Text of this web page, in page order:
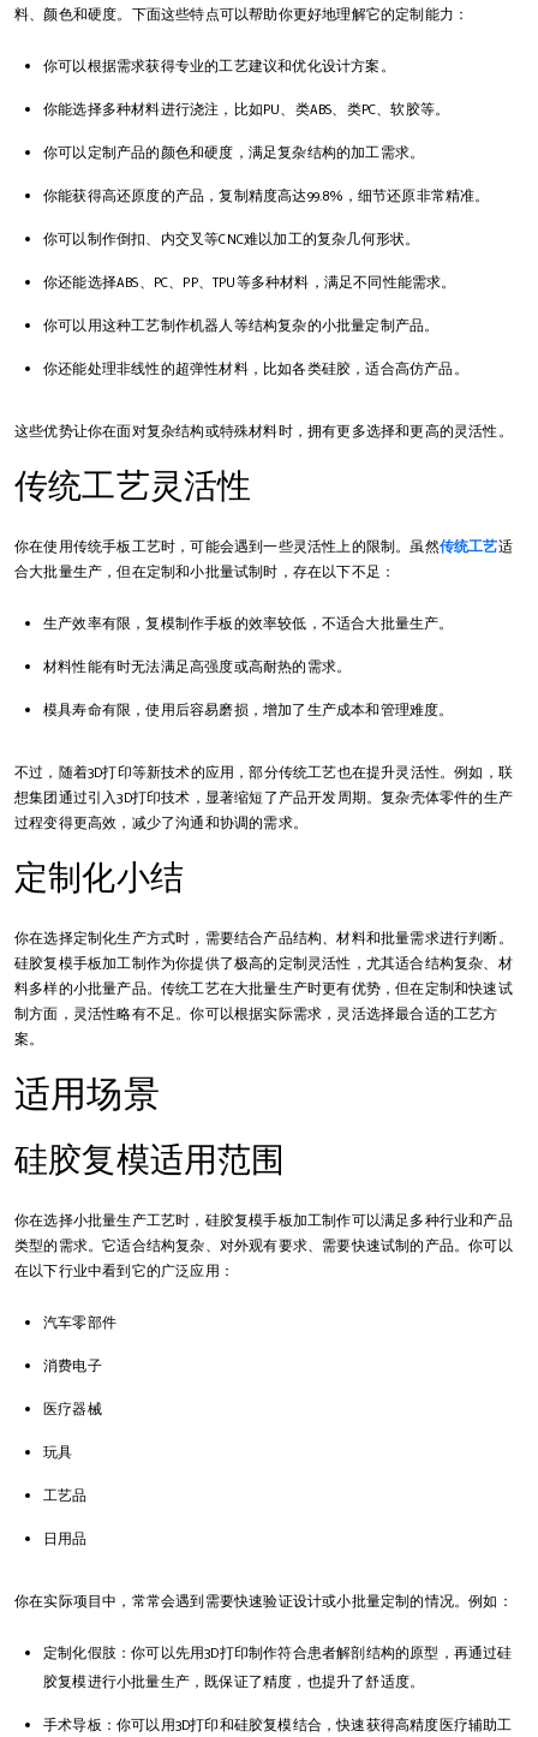
料、颜色和硬度。下面这些特点可以帮助你更好地理解它的定制能力：
你可以根据需求获得专业的工艺建议和优化设计方案。
你能选择多种材料进行浇注，比如PU、类ABS、类PC、软胶等。
你可以定制产品的颜色和硬度，满足复杂结构的加工需求。
你能获得高还原度的产品，复制精度高达99.8%，细节还原非常精准。
你可以制作倒扣、内交叉等CNC难以加工的复杂几何形状。
你还能选择ABS、PC、PP、TPU等多种材料，满足不同性能需求。
你可以用这种工艺制作机器人等结构复杂的小批量定制产品。
你还能处理非线性的超弹性材料，比如各类硅胶，适合高仿产品。
这些优势让你在面对复杂结构或特殊材料时，拥有更多选择和更高的灵活性。
传统工艺灵活性
你在使用传统手板工艺时，可能会遇到一些灵活性上的限制。虽然传统工艺适
合大批量生产，但在定制和小批量试制时，存在以下不足：
生产效率有限，复模制作手板的效率较低，不适合大批量生产。
材料性能有时无法满足高强度或高耐热的需求。
模具寿命有限，使用后容易磨损，增加了生产成本和管理难度。
不过，随着3D打印等新技术的应用，部分传统工艺也在提升灵活性。例如，联
想集团通过引入3D打印技术，显著缩短了产品开发周期。复杂壳体零件的生产
过程变得更高效，减少了沟通和协调的需求。
定制化小结
你在选择定制化生产方式时，需要结合产品结构、材料和批量需求进行判断。
硅胶复模手板加工制作为你提供了极高的定制灵活性，尤其适合结构复杂、材
料多样的小批量产品。传统工艺在大批量生产时更有优势，但在定制和快速试
制方面，灵活性略有不足。你可以根据实际需求，灵活选择最合适的工艺方
案。
适用场景
硅胶复模适用范围
你在选择小批量生产工艺时，硅胶复模手板加工制作可以满足多种行业和产品
类型的需求。它适合结构复杂、对外观有要求、需要快速试制的产品。你可以
在以下行业中看到它的广泛应用：
汽车零部件
消费电子
医疗器械
玩具
工艺品
日用品
你在实际项目中，常常会遇到需要快速验证设计或小批量定制的情况。例如：
定制化假肢：你可以先用3D打印制作符合患者解剖结构的原型，再通过硅
胶复模进行小批量生产，既保证了精度，也提升了舒适度。
手术导板：你可以用3D打印和硅胶复模结合，快速获得高精度医疗辅助工